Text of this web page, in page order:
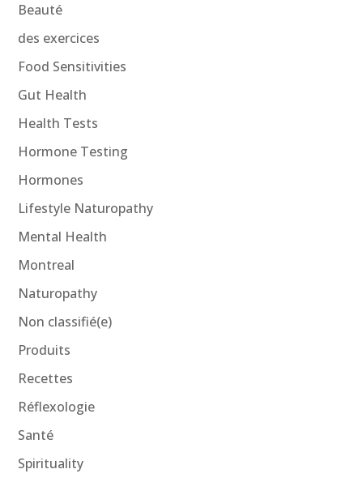
Beauté
des exercices
Food Sensitivities
Gut Health
Health Tests
Hormone Testing
Hormones
Lifestyle Naturopathy
Mental Health
Montreal
Naturopathy
Non classifié(e)
Produits
Recettes
Réflexologie
Santé
Spirituality